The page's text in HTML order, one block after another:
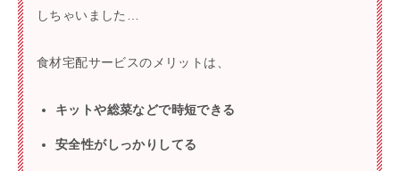
しちゃいました…
食材宅配サービスのメリットは、
キットや総菜などで時短できる
安全性がしっかりしてる